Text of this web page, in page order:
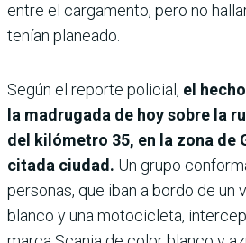
entre el cargamento, pero no
tenían planeado.
Según el reporte policial, el
la madrugada de hoy sobre la
del kilómetro 35, en la zona de
citada ciudad. Un grupo
personas, que iban a bordo de un
blanco y una motocicleta,